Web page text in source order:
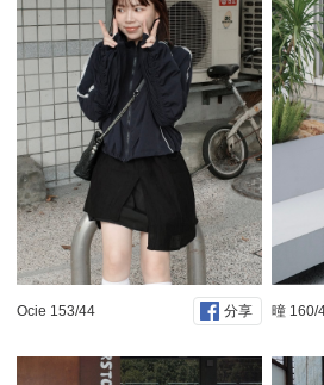
Ocie 153/44 分享 曈 160/